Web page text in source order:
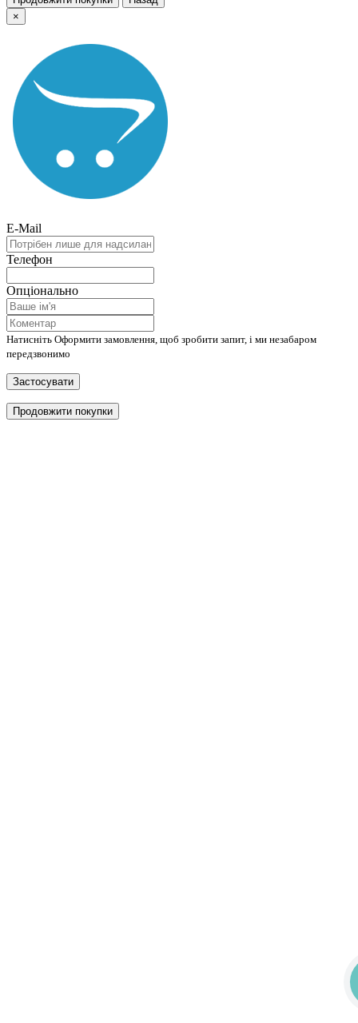
×
E-Mail
Телефон
Опціонально
Натисніть Оформити замовлення, щоб зробити запит, і ми незабаром
передзвонимо
Застосувати
Продовжити покупки